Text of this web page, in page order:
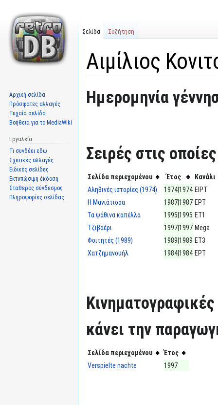
Αιμίλιος
Μετάβαση
στην
Πήδηση
στην
Ημερομηνία
Σειρές στις
Σελίδα περιεχομένου Έτος
Κανάλι
Αληθινές ιστορίες (1974)
1974|1974 ΕΙΡΤ
Η Μανιάτισσα
1987|1987 ΕΡΤ
Τα ψάθινα καπέλλα
1995|1995 ΕΤ1
Τζιβαέρι
1997|1997 Mega
Φοιτητές (1989)
1989|1989 ΕΤ3
Χατζημανουήλ
1984|1984 ΕΡΤ
Κινηματογραφικές
κάνει την
Σελίδα περιεχομένου
Έτος
Verspielte nachte
1997
Σελίδα Συζήτηση
Αρχική σελίδα
Πρόσφατες αλλαγές
Τυχαία σελίδα
Βοήθεια για το MediaWiki
Εργαλεία
Τι συνδέει εδώ
Σχετικές αλλαγές
Ειδικές σελίδες
Εκτυπώσιμη έκδοση
Σταθερός σύνδεσμος
Πληροφορίες σελίδας